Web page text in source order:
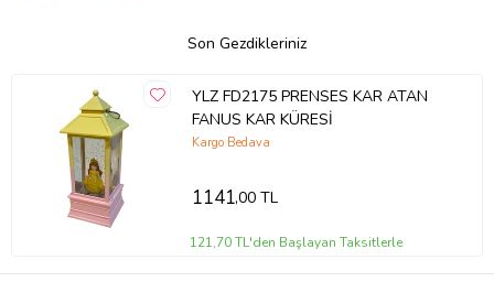
Son Gezdikleriniz
YLZ FD2175 PRENSES KAR ATAN
FANUS KAR KÜRESİ
Kargo Bedava
1141,00 TL
121,70 TL'den Başlayan Taksitlerle